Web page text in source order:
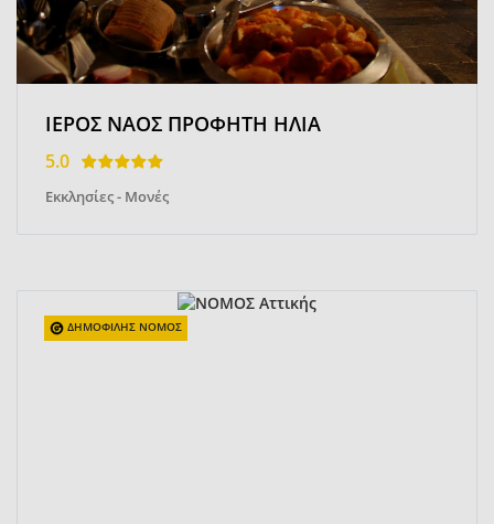
ΙΕΡΟΣ ΝΑΟΣ ΠΡΟΦΗΤΗ ΗΛΙΑ
5.0
Εκκλησίες - Μονές
ΔΗΜΟΦΙΛΗΣ ΝΟΜΟΣ